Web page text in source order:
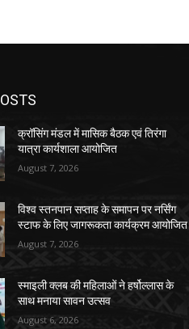
क्रॉसिंग मंडल में मासिक बैठक एवं तिरंगा
यात्रा कार्यशाला आयोजित
August 7, 2026
विश्व स्तनपान सप्ताह के समापन पर नर्सिंग
स्टाफ के लिए जागरूकता कार्यक्रम आयोजित
August 7, 2026
स्माइली क्लब की महिलाओं ने हर्षोल्लास के
साथ मनाया सावन उत्सव
August 6, 2026